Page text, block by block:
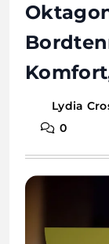
Lydia
0